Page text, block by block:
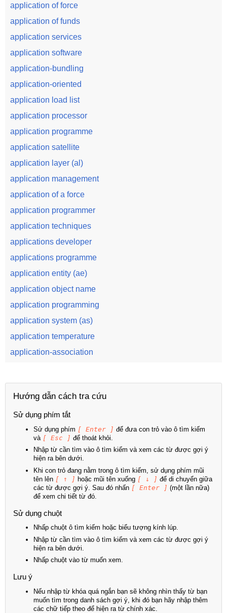
application of force
application of funds
application services
application software
application-bundling
application-oriented
application load list
application processor
application programme
application satellite
application layer (al)
application management
application of a force
application programmer
application techniques
applications developer
applications programme
application entity (ae)
application object name
application programming
application system (as)
application temperature
application-association
Hướng dẫn cách tra cứu
Sử dụng phím tắt
Sử dụng phím [ Enter ] để đưa con trỏ vào ô tìm kiếm
và [ Esc ] để thoát khỏi.
Nhập từ cần tìm vào ô tìm kiếm và xem các từ được gợi ý
hiện ra bên dưới.
Khi con trỏ đang nằm trong ô tìm kiếm, sử dụng phím mũi
tên lên [ ↑ ] hoặc mũi tên xuống [ ↓ ] để di chuyển giữa
các từ được gợi ý. Sau đó nhấn [ Enter ] (một lần nữa)
để xem chi tiết từ đó.
Sử dụng chuột
Nhấp chuột ô tìm kiếm hoặc biểu tượng kính lúp.
Nhập từ cần tìm vào ô tìm kiếm và xem các từ được gợi ý
hiện ra bên dưới.
Nhấp chuột vào từ muốn xem.
Lưu ý
Nếu nhập từ khóa quá ngắn bạn sẽ không nhìn thấy từ bạn
muốn tìm trong danh sách gợi ý, khi đó bạn hãy nhập thêm
các chữ tiếp theo để hiện ra từ chính xác.